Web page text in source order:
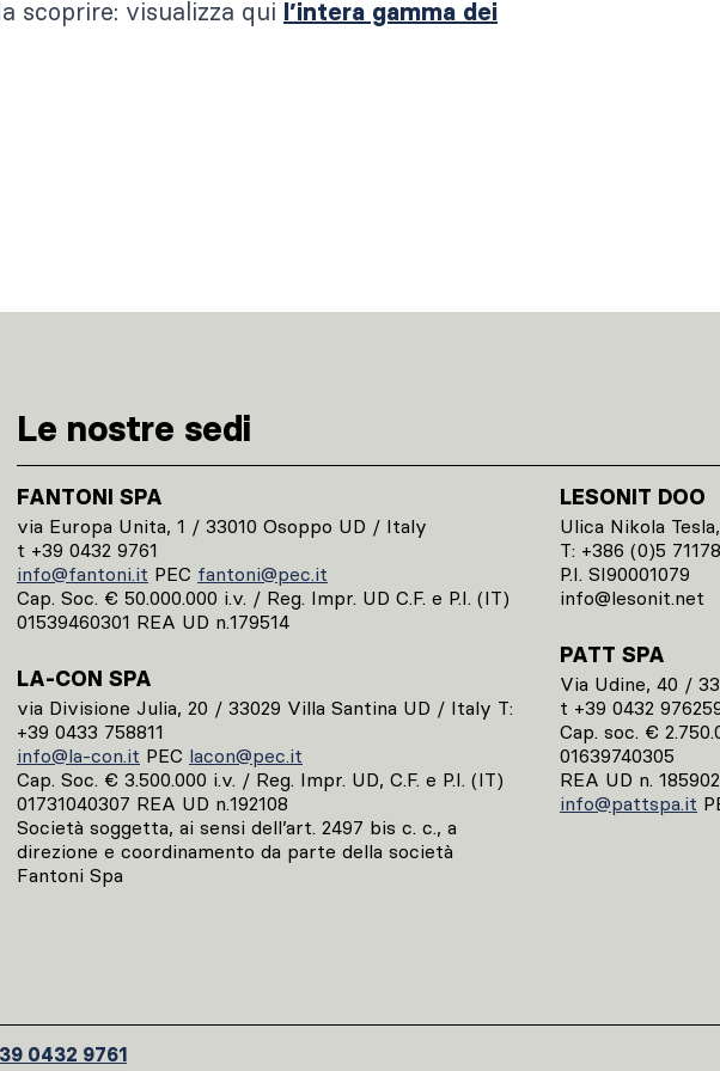
scoprire: visualizza qui l’intera gamma dei
Le nostre sedi
FANTONI SPA
via Europa Unita, 1 / 33010 Osoppo UD / Italy
t +39 0432 9761
info@fantoni.it PEC fantoni@pec.it
Cap. Soc. € 50.000.000 i.v. / Reg. Impr. UD C.F. e P.I. (IT)
01539460301 REA UD n.179514
LA-CON SPA
via Divisione Julia, 20 / 33029 Villa Santina UD / Italy T:
+39 0433 758811
info@la-con.it PEC lacon@pec.it
Cap. Soc. € 3.500.000 i.v. / Reg. Impr. UD, C.F. e P.I. (IT)
01731040307 REA UD n.192108
Società soggetta, ai sensi dell’art. 2497 bis c. c., a
direzione e coordinamento da parte della società
Fantoni Spa
LESONIT DOO
Ulica Nikola
T: +386 (0)5
P.I. SI90001079
info@lesonit.net
PATT SPA
Via Udine, 40 /
t +39 0432
Cap. soc. €
01639740305
REA UD n. 185902
info@pattspa.it
0432 9761